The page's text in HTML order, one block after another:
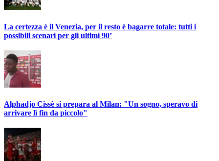
La certezza è il Venezia, per il resto è bagarre totale: tutti i
possibili scenari per gli ultimi 90’
Alphadjo Cissè si prepara al Milan: "Un sogno, speravo di
arrivare lì fin da piccolo"